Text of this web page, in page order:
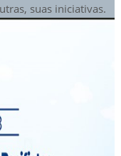
suas iniciativas.